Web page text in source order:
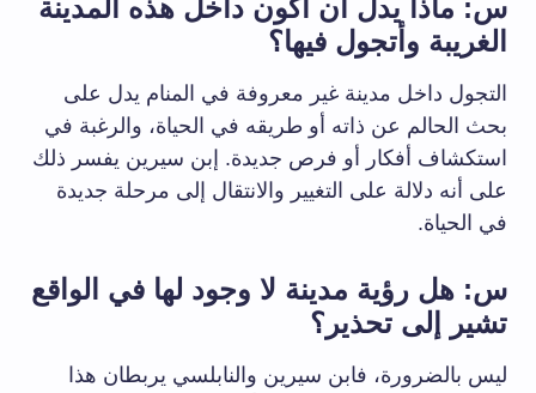
س: ماذا يدل أن أكون داخل هذه المدينة
الغريبة وأتجول فيها؟
التجول داخل مدينة غير معروفة في المنام يدل على
بحث الحالم عن ذاته أو طريقه في الحياة، والرغبة في
استكشاف أفكار أو فرص جديدة. إبن سيرين يفسر ذلك
على أنه دلالة على التغيير والانتقال إلى مرحلة جديدة
في الحياة.
س: هل رؤية مدينة لا وجود لها في الواقع
تشير إلى تحذير؟
ليس بالضرورة، فابن سيرين والنابلسي يربطان هذا